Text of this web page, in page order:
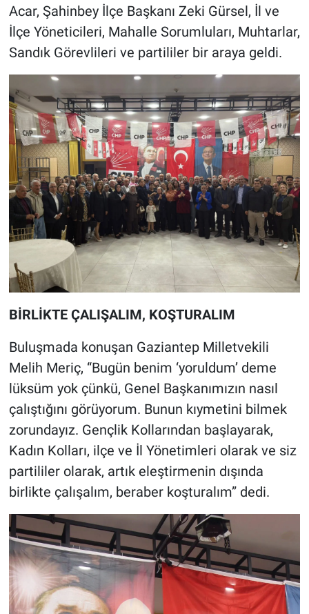
Acar, Şahinbey İlçe Başkanı Zeki Gürsel, İl ve
İlçe Yöneticileri, Mahalle Sorumluları, Muhtarlar,
Sandık Görevlileri ve partililer bir araya geldi.
BİRLİKTE ÇALIŞALIM, KOŞTURALIM
Buluşmada konuşan Gaziantep Milletvekili
Melih Meriç, “Bugün benim ‘yoruldum’ deme
lüksüm yok çünkü, Genel Başkanımızın nasıl
çalıştığını görüyorum. Bunun kıymetini bilmek
zorundayız. Gençlik Kollarından başlayarak,
Kadın Kolları, ilçe ve İl Yönetimleri olarak ve siz
partililer olarak, artık eleştirmenin dışında
birlikte çalışalım, beraber koşturalım” dedi.